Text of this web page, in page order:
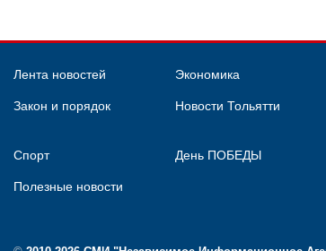
Лента новостей Экономика
Закон и порядок Новости Тольятти
Спорт День ПОБЕДЫ
Полезные новости